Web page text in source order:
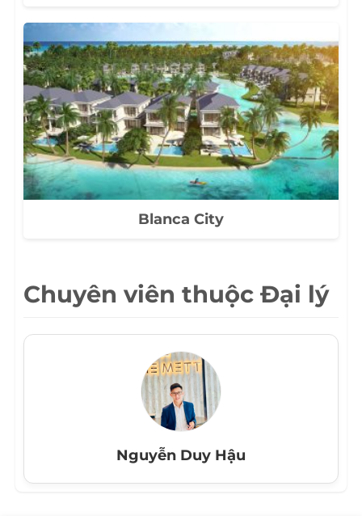
Blanca City
Chuyên viên thuộc Đại lý
Nguyễn Duy Hậu